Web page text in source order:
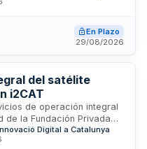
de Mutua de
ciberseguridad y
informática de la
electrónica. La
a criterios objetivos y
económica.
En Plazo
29/08/2026
del satélite
i2CAT
de operación integral
de la Fundación Privada
de operación,
del satélite en órbita,
Digital a Catalunya